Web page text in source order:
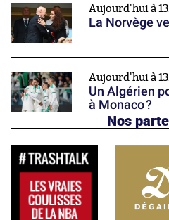
Aujourd'hui à
La Norvège
Aujourd'hui à
Un Algérien
à Monaco ?
Nos